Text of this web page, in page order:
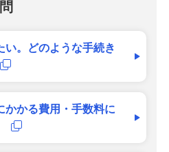
い。どのような手続き
かかる費用・手数料に